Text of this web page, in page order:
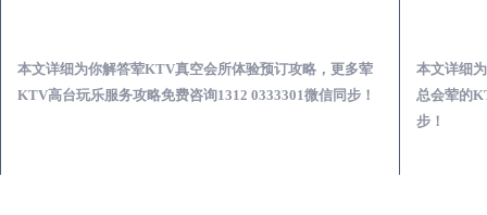
本文详细为你解答荤KTV真空会所体验预订攻略，更多荤
KTV高台玩乐服务攻略免费咨询1312 0333301微信同步！
本文详细
总会荤的
步！